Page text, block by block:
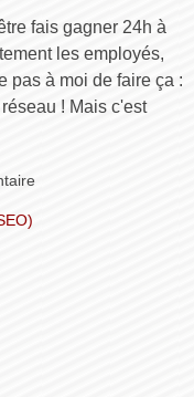
fais gagner 24h à
les employés,
pas à moi de faire ça :
! Mais c'est